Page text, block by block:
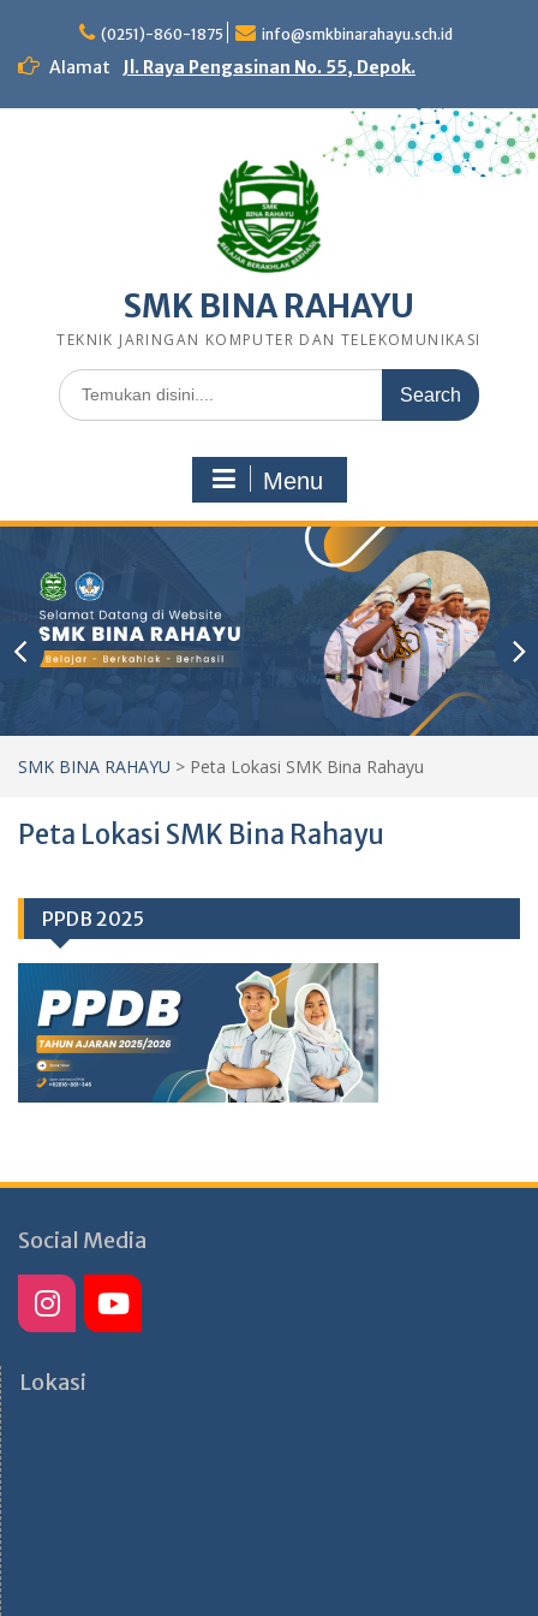
content
(0251)-860-1875 info@smkbinarahayu.sch.id
Alamat Jl. Raya Pengasinan No. 55, Depok.
SMK BINA RAHAYU
TEKNIK JARINGAN KOMPUTER DAN TELEKOMUNIKASI
Search
for:
Menu
SMK BINA RAHAYU > Peta Lokasi SMK Bina Rahayu
Peta Lokasi SMK Bina Rahayu
PPDB 2025
Social Media
Lokasi